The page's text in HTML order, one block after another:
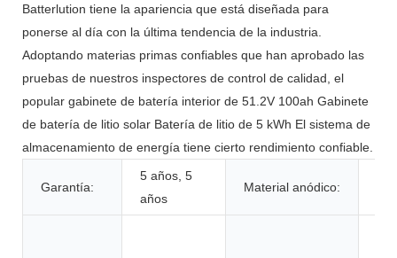
Batterlution tiene la apariencia que está diseñada para
ponerse al día con la última tendencia de la industria.
Adoptando materias primas confiables que han aprobado las
pruebas de nuestros inspectores de control de calidad, el
popular gabinete de batería interior de 51.2V 100ah Gabinete
de batería de litio solar Batería de litio de 5 kWh El sistema de
almacenamiento de energía tiene cierto rendimiento confiable.
Garantía:
5 años, 5
años
Material anódico: